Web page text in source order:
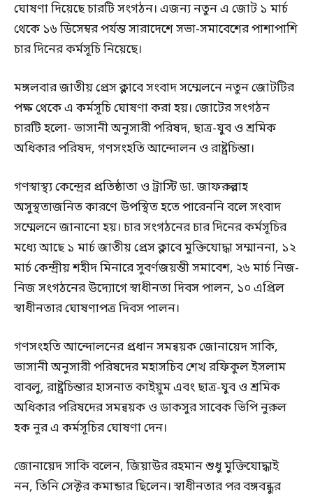
ঘোষণা দিয়েছে চারটি সংগঠন। এজন্য নতুন এ জোট ১ মার্চ
থেকে ১৬ ডিসেম্বর পর্যন্ত সারাদেশে সভা-সমাবেশের পাশাপাশি
চার দিনের কর্মসূচি নিয়েছে।
মঙ্গলবার জাতীয় প্রেস ক্লাবে সংবাদ সম্মেলনে নতুন জোটটির
পক্ষ থেকে এ কর্মসূচি ঘোষণা করা হয়। জোটের সংগঠন
চারটি হলো- ভাসানী অনুসারী পরিষদ, ছাত্র-যুব ও শ্রমিক
অধিকার পরিষদ, গণসংহতি আন্দোলন ও রাষ্ট্রচিন্তা।
গণস্বাস্থ্য কেন্দ্রের প্রতিষ্ঠাতা ও ট্রাস্টি ডা. জাফরুল্লাহ
অসুস্থতাজনিত কারণে উপস্থিত হতে পারেননি বলে সংবাদ
সম্মেলনে জানানো হয়। চার সংগঠনের চার দিনের কর্মসূচির
মধ্যে আছে ১ মার্চ জাতীয় প্রেস ক্লাবে মুক্তিযোদ্ধা সম্মাননা, ১২
মার্চ কেন্দ্রীয় শহীদ মিনারে সুবর্ণজয়ন্তী সমাবেশ, ২৬ মার্চ নিজ-
নিজ সংগঠনের উদ্যোগে স্বাধীনতা দিবস পালন, ১০ এপ্রিল
স্বাধীনতার ঘোষণাপত্র দিবস পালন।
গণসংহতি আন্দোলনের প্রধান সমন্বয়ক জোনায়েদ সাকি,
ভাসানী অনুসারী পরিষদের মহাসচিব শেখ রফিকুল ইসলাম
বাবলু, রাষ্ট্রচিন্তার হাসনাত কাইয়ুম এবং ছাত্র-যুব ও শ্রমিক
অধিকার পরিষদের সমন্বয়ক ও ডাকসুর সাবেক ভিপি নুরুল
হক নুর এ কর্মসূচির ঘোষণা দেন।
জোনায়েদ সাকি বলেন, জিয়াউর রহমান শুধু মুক্তিযোদ্ধাই
নন, তিনি সেক্টর কমান্ডার ছিলেন। স্বাধীনতার পর বঙ্গবন্ধুর